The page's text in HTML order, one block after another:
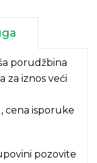
porudžbina
za iznos veći
cena isporuke
pozovite